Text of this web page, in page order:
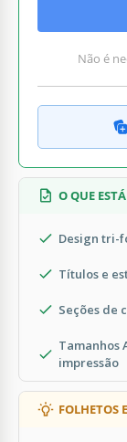
Não é
O QUE
Design tri-
Títulos e
Seções de
Tamanhos
impressão
FOLHETOS